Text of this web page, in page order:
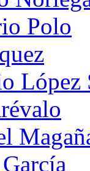
Polo
López